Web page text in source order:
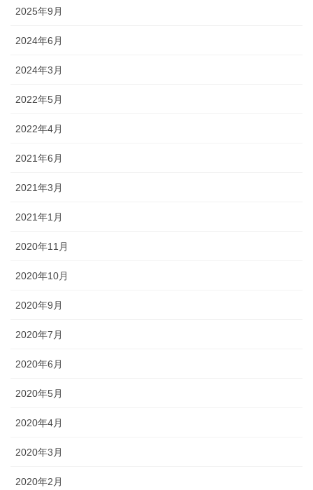
2025年9月
2024年6月
2024年3月
2022年5月
2022年4月
2021年6月
2021年3月
2021年1月
2020年11月
2020年10月
2020年9月
2020年7月
2020年6月
2020年5月
2020年4月
2020年3月
2020年2月